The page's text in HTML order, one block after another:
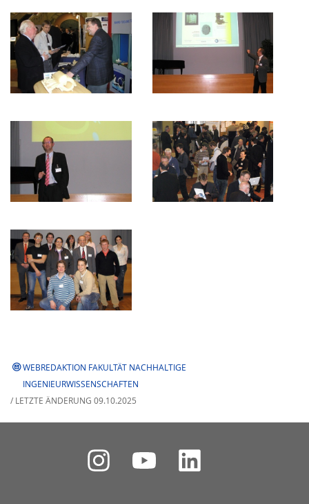
WEBREDAKTION FAKULTÄT NACHHALTIGE
INGENIEURWISSENSCHAFTEN
/ LETZTE ÄNDERUNG 09.10.2025